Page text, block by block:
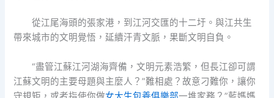
從江尾海頭的張家港，到江河交匯的十二圩。與江共生
帶來城市的文明覺悟，延續汗青文脈，果斷文明自負。
“盡管江蘇江河湖海齊備，文明元素浩繁，但長江卻可謂
江蘇文明的主要母題與主麼人？”難相處？故意刁難你，讓你